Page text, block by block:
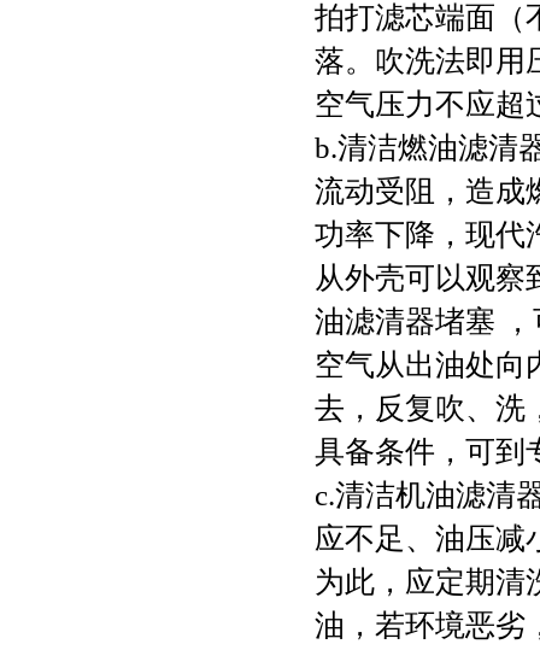
拍打滤芯端面（
落。吹洗法即用
空气压力不应超
b.清洁燃油滤清
流动受阻，造成
功率下降，现代
从外壳可以观察
油滤清器堵塞
空气从出油处向
去，反复吹、洗
具备条件，可到
c.清洁机油滤清
应不足、油压减
为此，应定期清
油，若环境恶劣